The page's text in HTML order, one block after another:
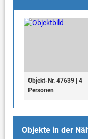
Objekt-Nr. 47639 | 4
Personen
Objekte in der